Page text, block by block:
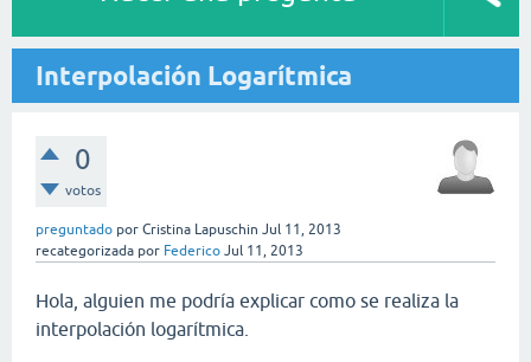
Interpolación Logarítmica
0
votos
preguntado por Cristina Lapuschin Jul 11, 2013
recategorizada por Federico Jul 11, 2013
Hola, alguien me podría explicar como se realiza la
interpolación logarítmica.